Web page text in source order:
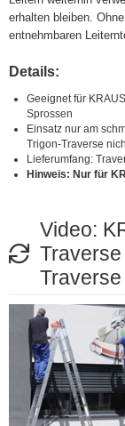
erhalten bleiben.
entnehmbaren
Details:
Geeignet für
Sprossen
Einsatz nur am
Trigon-Traverse
Lieferumfang:
Hinweis: Nur für
Video:
Traverse